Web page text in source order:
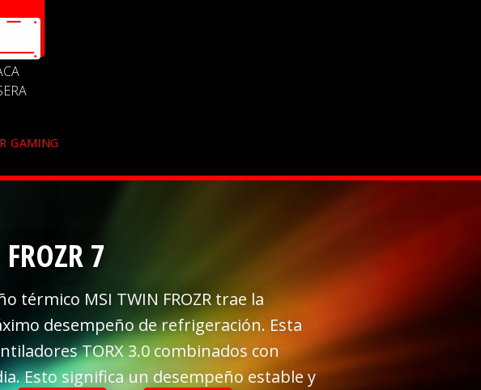
GAMING
7
térmico MSI TWIN FROZR trae la
desempeño de refrigeración. Esta
TORX 3.0 combinados con
Esto significa un desempeño estable y